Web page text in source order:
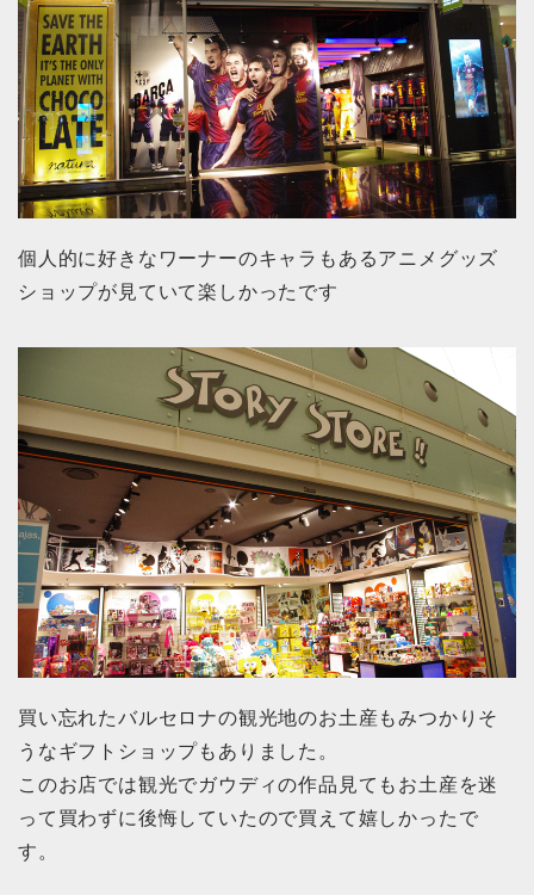
個人的に好きなワーナーのキャラもあるアニメグッズ
ショップが見ていて楽しかったです
買い忘れたバルセロナの観光地のお土産もみつかりそ
うなギフトショップもありました。
このお店では観光でガウディの作品見てもお土産を迷
って買わずに後悔していたので買えて嬉しかったで
す。